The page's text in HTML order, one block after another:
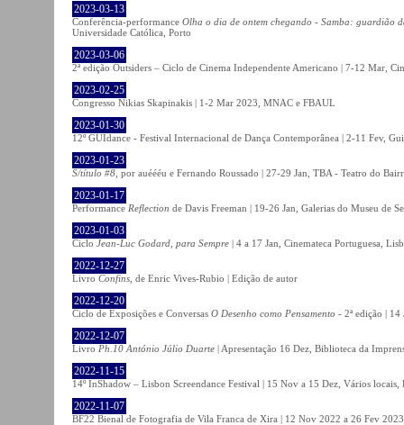
2023-03-13
Conferência-performance Olha o dia de ontem chegando - Samba: guardião
Universidade Católica, Porto
2023-03-06
2ª edição Outsiders – Ciclo de Cinema Independente Americano | 7-12 Mar,
2023-02-25
Congresso Nikias Skapinakis | 1-2 Mar 2023, MNAC e FBAUL
2023-01-30
12º GUIdance - Festival Internacional de Dança Contemporânea | 2-11 Fev,
2023-01-23
S/título #8 , por auéééu e Fernando Roussado | 27-29 Jan, TBA - Teatro do
2023-01-17
Performance Reflection de Davis Freeman | 19-26 Jan, Galerias do Museu de
2023-01-03
Ciclo Jean-Luc Godard, para Sempre | 4 a 17 Jan, Cinemateca Portuguesa,
2022-12-27
Livro Confins , de Enric Vives-Rubio | Edição de autor
2022-12-20
Ciclo de Exposições e Conversas O Desenho como Pensamento - 2ª edição |
2022-12-07
Livro Ph.10 António Júlio Duarte | Apresentação 16 Dez, Biblioteca da
2022-11-15
14º InShadow – Lisbon Screendance Festival | 15 Nov a 15 Dez, Vários locais,
2022-11-07
BF22 Bienal de Fotografia de Vila Franca de Xira | 12 Nov 2022 a 26 Fev